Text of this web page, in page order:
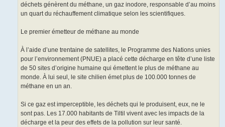
déchets génèrent du méthane, un gaz inodore, responsable d’au moins
un quart du réchauffement climatique selon les scientifiques.
Le premier émetteur de méthane au monde
À l’aide d’une trentaine de satellites, le Programme des Nations unies
pour l’environnement (PNUE) a placé cette décharge en tête d’une liste
de 50 sites d’origine humaine qui émettent le plus de méthane au
monde. À lui seul, le site chilien émet plus de 100.000 tonnes de
méthane en un an.
Si ce gaz est imperceptible, les déchets qui le produisent, eux, ne le
sont pas. Les 17.000 habitants de Tiltil vivent avec les impacts de la
décharge et la peur des effets de la pollution sur leur santé.